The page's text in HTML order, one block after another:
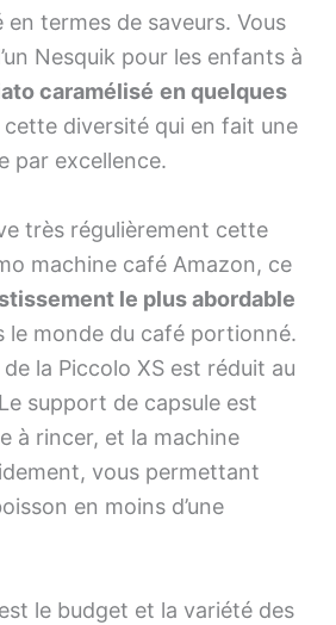
termes de saveurs. Vous
Nesquik pour les enfants à
caramélisé en quelques
cette diversité qui en fait une
par excellence.
très régulièrement cette
machine café Amazon, ce
le plus abordable
le monde du café portionné.
la Piccolo XS est réduit au
support de capsule est
à rincer, et la machine
vous permettant
en moins d’une
le budget et la variété des